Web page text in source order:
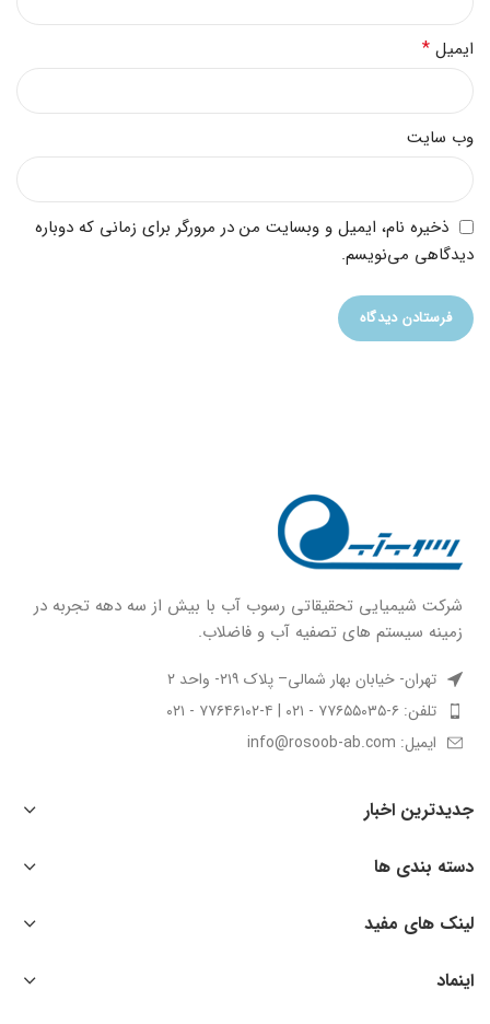
ایمیل *
وب‌ سایت
ذخیره نام، ایمیل و وبسایت من در مرورگر برای زمانی که دوباره
دیدگاهی می‌نویسم.
شركت شيميايى تحقیقاتی رسوب آب با بيش از سه دهه تجربه در
زمينه سيستم هاى تصفيه آب و فاضلاب.
تهران- خیابان بهار شمالی– پلاک ۲۱۹- واحد ۲
تلفن: ۶-۷۷۶۵۵۰۳۵ - ۰۲۱ | ۴-۷۷۶۴۶۱۰۲ - ۰۲۱
ایمیل: info@rosoob-ab.com
جدیدترین اخبار
دسته بندی ها
لینک های مفید
اینماد